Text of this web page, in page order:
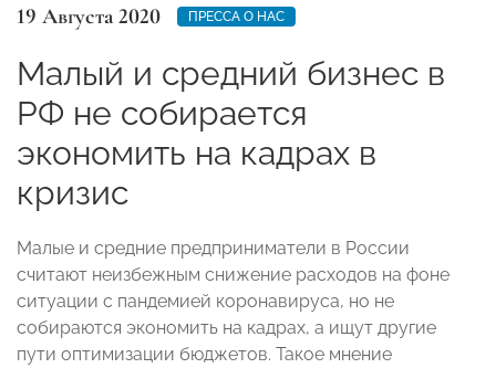
19 Августа 2020 ПРЕССА О НАС
Малый и средний бизнес в
РФ не собирается
экономить на кадрах в
кризис
Малые и средние предприниматели в России
считают неизбежным снижение расходов на фоне
ситуации с пандемией коронавируса, но не
собираются экономить на кадрах, а ищут другие
пути оптимизации бюджетов. Такое мнение